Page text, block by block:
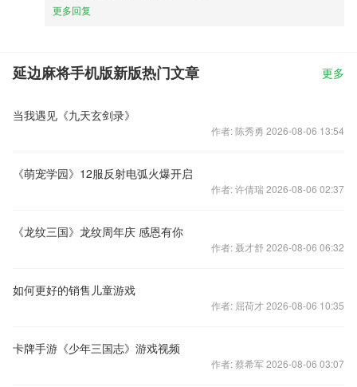
更多回复
延边麻将手机版新版热门文章 更多
当我遇见《九天玄剑录》
作者: 陈秀勇 2026-08-06 13:54
《萌宠学园》12服反射电弧火爆开启
作者: 许倩瑞 2026-08-06 02:37
《龙纹三国》龙纹周年庆 感恩有你
作者: 聂才舒 2026-08-06 06:32
如何更好的销售儿童游戏
作者: 屈荷才 2026-08-06 10:35
卡牌手游《少年三国志》游戏视频
作者: 蔡希军 2026-08-06 03:07